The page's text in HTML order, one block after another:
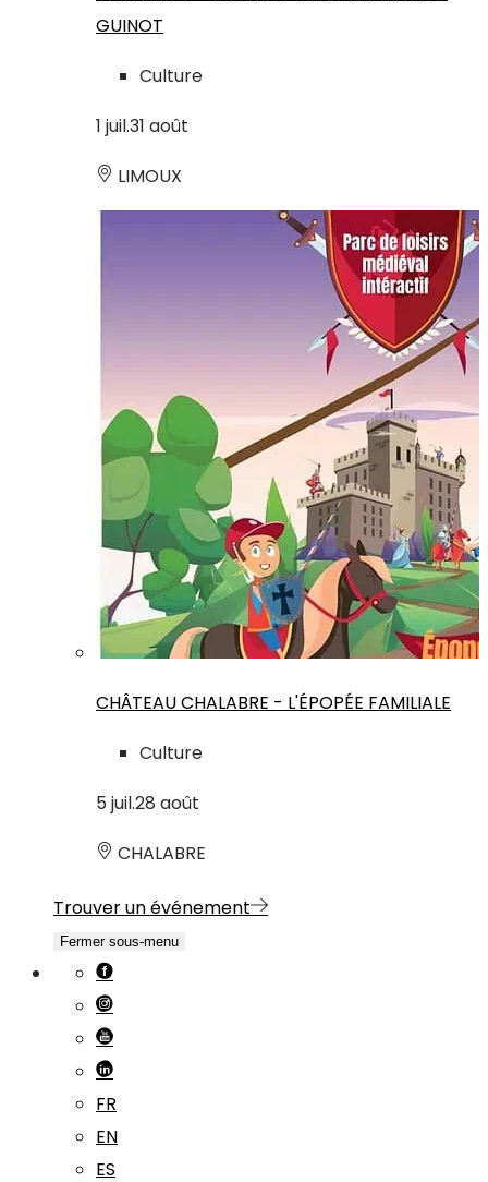
GUINOT
Culture
1 juil.31 août
LIMOUX
CHÂTEAU CHALABRE - L'ÉPOPÉE FAMILIALE
Culture
5 juil.28 août
CHALABRE
Trouver un événement
Fermer sous-menu
FR
EN
ES